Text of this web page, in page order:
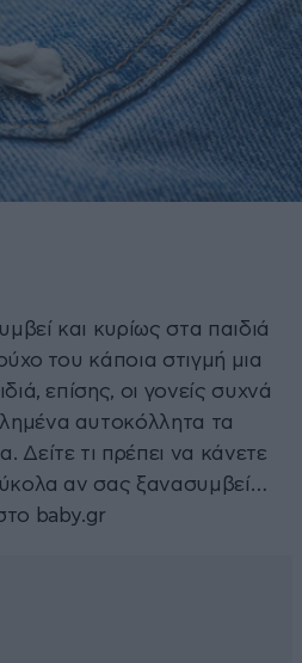
και κυρίως στα παιδιά
του κάποια στιγμή μια
επίσης, οι γονείς συχνά
αυτοκόλλητα τα
Δείτε τι πρέπει να κάνετε
αν σας ξανασυμβεί…
baby.gr